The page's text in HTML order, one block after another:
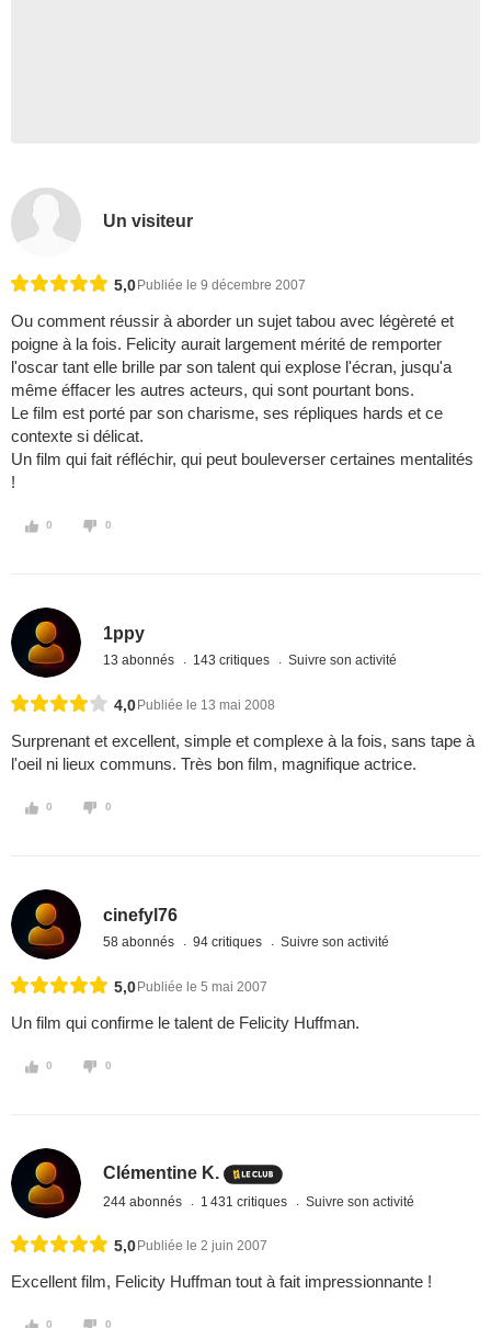
Un visiteur
5,0 Publiée le 9 décembre 2007
Ou comment réussir à aborder un sujet tabou avec légèreté et
poigne à la fois. Felicity aurait largement mérité de remporter
l'oscar tant elle brille par son talent qui explose l'écran, jusqu'a
même éffacer les autres acteurs, qui sont pourtant bons.
Le film est porté par son charisme, ses répliques hards et ce
contexte si délicat.
Un film qui fait réfléchir, qui peut bouleverser certaines mentalités
!
0 0
1ppy
13 abonnés 143 critiques Suivre son activité
4,0 Publiée le 13 mai 2008
Surprenant et excellent, simple et complexe à la fois, sans tape à
l'oeil ni lieux communs. Très bon film, magnifique actrice.
0 0
cinefyl76
58 abonnés 94 critiques Suivre son activité
5,0 Publiée le 5 mai 2007
Un film qui confirme le talent de Felicity Huffman.
0 0
Clémentine K.
244 abonnés 1 431 critiques Suivre son activité
5,0 Publiée le 2 juin 2007
Excellent film, Felicity Huffman tout à fait impressionnante !
0 0